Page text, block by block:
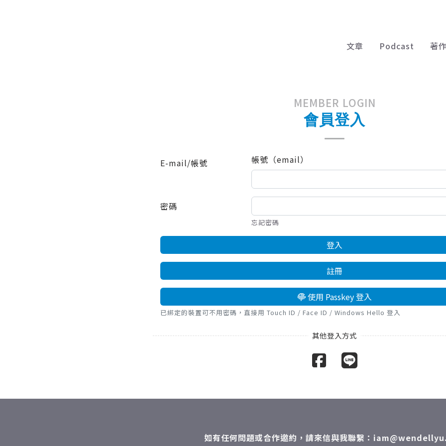
文章 Podcast 著
MEMBER LOGIN
會員登入
E-mail/帳號 帳號（email）
密碼
忘記密碼
登入
註冊
使用 Passkey 登入
已綁定的裝置可不用密碼，直接用 Touch ID / Face ID / Windows Hello 登入
如有任何問題或合作邀約，請來信與我聯繫：